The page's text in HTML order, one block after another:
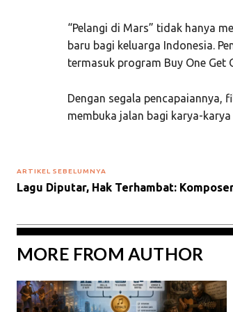
“Pelangi di Mars” tidak hanya
baru bagi keluarga Indonesia.
termasuk program Buy One Get
Dengan segala pencapaiannya,
membuka jalan bagi karya-
ARTIKEL SEBELUMNYA
Lagu Diputar, Hak Terhambat:
MORE FROM AUTHOR